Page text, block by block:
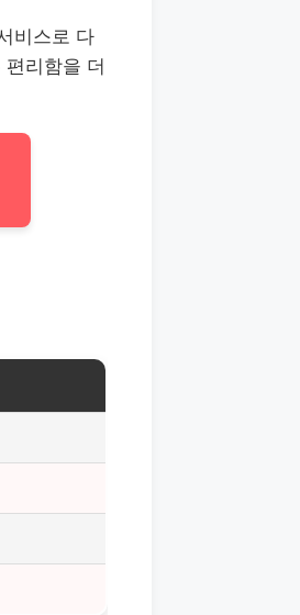
비스로 다
편리함을 더